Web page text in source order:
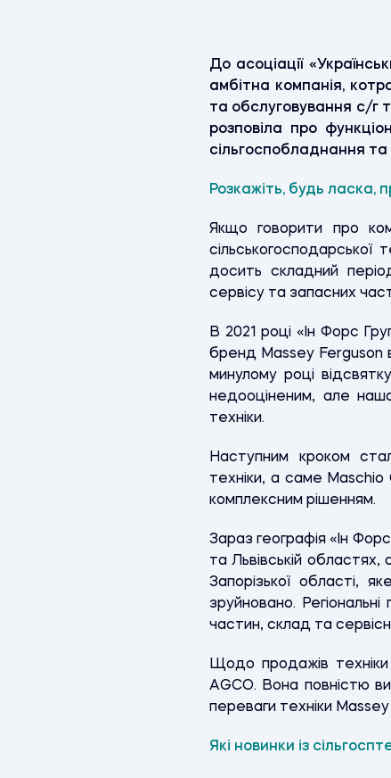
До асоціації
амбітна компанія,
та обслуговування с/г
розповіла про
сільгоспобладнання та
Розкажіть, будь ласка,
Якщо говорити про
досить складний
сервісу та запасних
В 2021 році «Ін Форс
бренд Massey Ferguson
минулому році
недооціненим, але
техніки.
Наступним кроком
техніки, а саме
комплексним рішенням.
Зараз географія «Ін
та Львівській
Запорізької області,
зруйновано.
частин, склад та
Щодо продажів техніки
AGCO. Вона повністю
переваги техніки
Які новинки із